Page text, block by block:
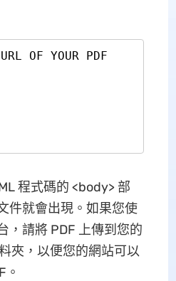
OF YOUR PDF
程式碼的 <body> 部
件就會出現。如果您使
，請將 PDF 上傳到您的
夾，以便您的網站可以